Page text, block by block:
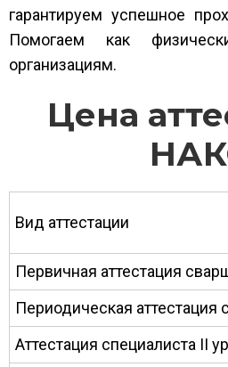
гарантируем успешное
Помогаем как
организациям.
Цена
Вид аттестации
Первичная аттестация
Периодическая аттестация
Аттестация специалиста II